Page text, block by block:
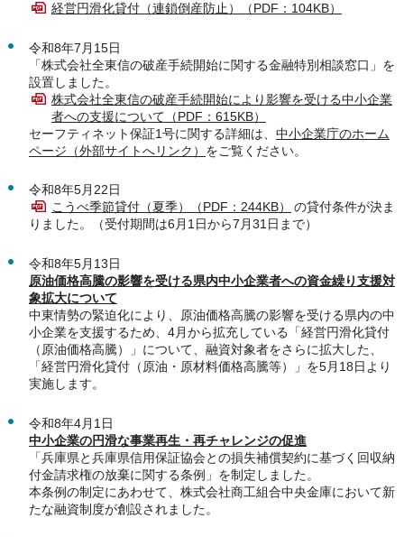
経営円滑化貸付（連鎖倒産防止）（PDF：104KB）
令和8年7月15日
「株式会社全東信の破産手続開始に関する金融特別相談窓口」を
設置しました。
株式会社全東信の破産手続開始により影響を受ける中小企業
者への支援について（PDF：615KB）
セーフティネット保証1号に関する詳細は、 中小企業庁のホーム
ページ（外部サイトへリンク） をご覧ください。
令和8年5月22日
こうべ季節貸付（夏季）（PDF：244KB）
の貸付条件が決ま
りました。（受付期間は6月1日から7月31日まで）
令和8年5月13日
原油価格高騰の影響を受ける県内中小企業者への資金繰り支援対
象拡大について
中東情勢の緊迫化により、原油価格高騰の影響を受ける県内の中
小企業を支援するため、4月から拡充している「経営円滑化貸付
（原油価格高騰）」について、融資対象者をさらに拡大した、
「経営円滑化貸付（原油・原材料価格高騰等）」を5月18日より
実施します。
令和8年4月1日
中小企業の円滑な事業再生・再チャレンジの促進
「兵庫県と兵庫県信用保証協会との損失補償契約に基づく回収納
付金請求権の放棄に関する条例」を制定しました。
本条例の制定にあわせて、株式会社商工組合中央金庫において新
たな融資制度が創設されました。